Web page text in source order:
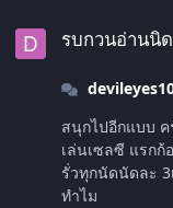
รบกวนอ่านนิ
สนุกไปอีกแบบ ค
เล่นเซลซี แรกก้
รั่วทุกนัดนัดละ 3เ
ทำไม